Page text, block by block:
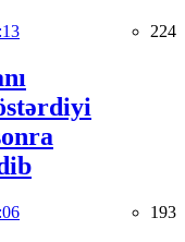
224
193